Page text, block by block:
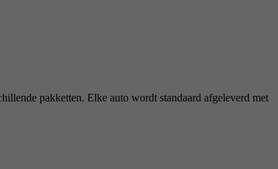
pakketten. Elke auto wordt standaard afgeleverd met